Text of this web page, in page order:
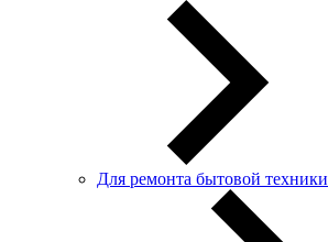
Для ремонта бытовой техники